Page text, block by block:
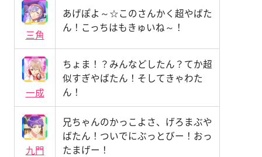
三角
あげぽよ～☆このさんかく超やばた
ん！こっちはもきゅいね～！
一成
ちょま！？みんなどしたん？てか超
似すぎやばたん！そしてきゃわた
ん！
九門
兄ちゃんのかっこよさ、げろまぶや
ばたん！ついでにぶっとびー！おっ
たまげー！